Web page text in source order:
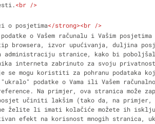
<br />
o posjetima</strong><br />
browsera, izvor upućivanja, duljina
administraciju stranice, kako bi
interneta zabrinuto za svoju
se mogu koristiti za pohranu podataka
podatke o Vama ili Vašem
Na primjer, ova stranica može
učiniti lakšim (tako da, na primjer,
želite li imati kolačiće možete ih
efekt na korisnost mnogih stranica,